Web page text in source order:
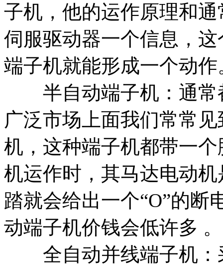
子机，他的运作原理和
伺服驱动器一个信息，
端子机就能形成一个动
半自动端子机：通常
广泛市场上面我们常常
机，这种端子机都带一
机运作时，其马达电动
踏就会给出一个“O”的断
动端子机价钱会低许多 。
全自动并线端子机：